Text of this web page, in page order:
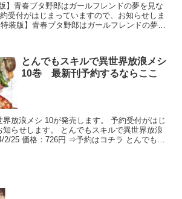
】青春ブタ野郎はガールフレンドの夢を見な
受付がはじまっていますので、お知らせしま
装版】青春ブタ野郎はガールフレンドの夢を
とんでもスキルで異世界放浪メシ
10巻 最新刊予約するならここ
界放浪メシ 10が発売します。 予約受付がはじ
知らせします。 とんでもスキルで異世界放浪
2/25 価格：726円 ⇒予約はコチラ とんでもス